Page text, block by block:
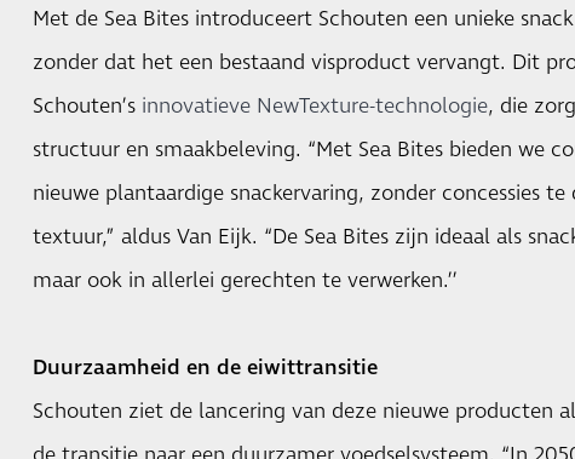
Met de Sea Bites introduceert Schouten een unieke
zonder dat het een bestaand visproduct vervangt. Dit
Schouten’s innovatieve NewTexture-technologie, die
structuur en smaakbeleving. “Met Sea Bites bieden we
nieuwe plantaardige snackervaring, zonder concessies te
textuur,” aldus Van Eijk. “De Sea Bites zijn ideaal als
maar ook in allerlei gerechten te verwerken.’’
Duurzaamheid en de eiwittransitie
Schouten ziet de lancering van deze nieuwe producten